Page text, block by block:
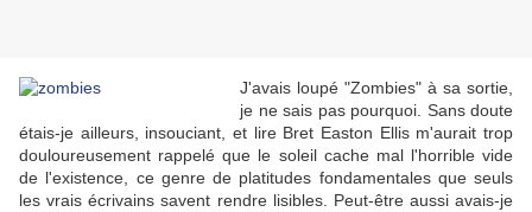
J'avais loupé "Zombies" à sa sortie,
je ne sais pas pourquoi. Sans doute
étais-je ailleurs, insouciant, et lire Bret Easton Ellis m'aurait trop
douloureusement rappelé que le soleil cache mal l'horrible vide
de l'existence, ce genre de platitudes fondamentales que seuls
les vrais écrivains savent rendre lisibles. Peut-être aussi avais-je